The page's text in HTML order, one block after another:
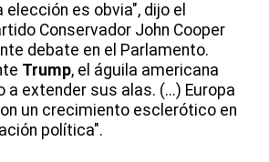
es obvia", dijo el
Conservador John Cooper
debate en el Parlamento.
Trump, el águila americana
a extender sus alas. (...) Europa
un crecimiento esclerótico en
política".